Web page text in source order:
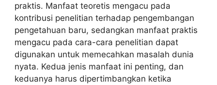
praktis. Manfaat teoretis mengacu pada
kontribusi penelitian terhadap pengembangan
pengetahuan baru, sedangkan manfaat praktis
mengacu pada cara-cara penelitian dapat
digunakan untuk memecahkan masalah dunia
nyata. Kedua jenis manfaat ini penting, dan
keduanya harus dipertimbangkan ketika